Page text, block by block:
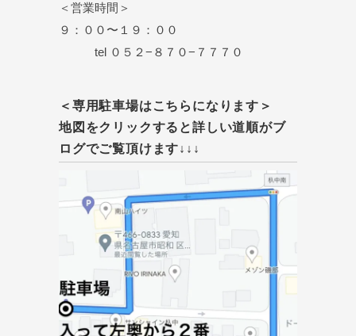
＜営業時間＞
９：００〜１９：００
tel ０５２−８７０−７７７０
＜専用駐車場はこちらになります＞
地図をクリックすると詳しい道順がブ
ログでご覧頂けます↓↓↓